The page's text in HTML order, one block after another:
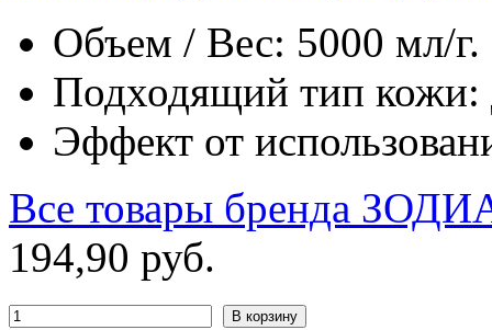
Объем / Вес: 5000 мл/г.
Подходящий тип кожи:
Эффект от
Все товары бренда
194,90 руб.
В корзину